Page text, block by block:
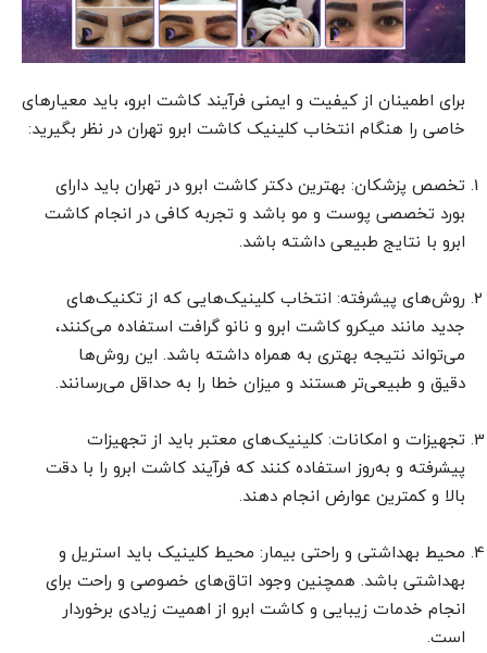
برای اطمینان از کیفیت و ایمنی فرآیند کاشت ابرو، باید معیارهای
خاصی را هنگام انتخاب کلینیک کاشت ابرو تهران در نظر بگیرید:
تخصص پزشکان: بهترین دکتر کاشت ابرو در تهران باید دارای
بورد تخصصی پوست و مو باشد و تجربه کافی در انجام کاشت
ابرو با نتایج طبیعی داشته باشد.
روش‌های پیشرفته: انتخاب کلینیک‌هایی که از تکنیک‌های
جدید مانند میکرو کاشت ابرو و نانو گرافت استفاده می‌کنند،
می‌تواند نتیجه بهتری به همراه داشته باشد. این روش‌ها
دقیق و طبیعی‌تر هستند و میزان خطا را به حداقل می‌رسانند.
تجهیزات و امکانات: کلینیک‌های معتبر باید از تجهیزات
پیشرفته و به‌روز استفاده کنند که فرآیند کاشت ابرو را با دقت
بالا و کمترین عوارض انجام دهند.
محیط بهداشتی و راحتی بیمار: محیط کلینیک باید استریل و
بهداشتی باشد. همچنین وجود اتاق‌های خصوصی و راحت برای
انجام خدمات زیبایی و کاشت ابرو از اهمیت زیادی برخوردار
است.